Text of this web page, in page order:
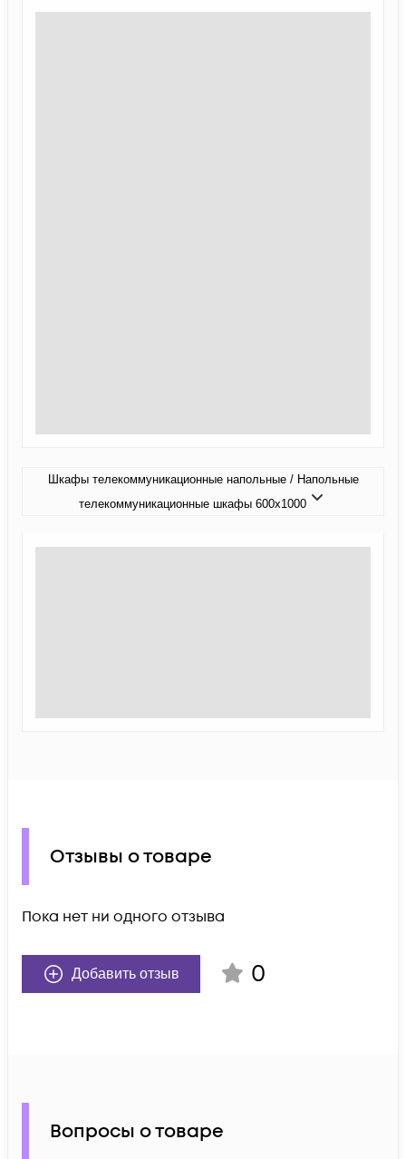
Шкафы телекоммуникационные напольные / Напольные
телекоммуникационные шкафы 600x1000
Отзывы о товаре
Пока нет ни одного отзыва
Добавить отзыв 0
Вопросы о товаре